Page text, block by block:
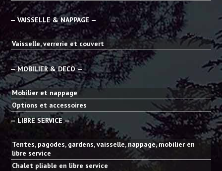
— VAISSELLE & NAPPAGE —
Vaisselle, verrerie et couvert
— MOBILIER & DECO —
Mobilier et nappage
Options et accessoires
— LIBRE SERVICE —
Tentes, pagodes, gardens, vaisselle, nappage, mobilier en
libre service
Chalet pliable en libre service